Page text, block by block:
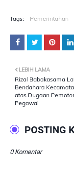
Tags: Pemerintahan
LEBIH LAMA
Rizal Babakasama
Bendahara
atas Dugaan
Pegawai
POSTING
0 Komentar